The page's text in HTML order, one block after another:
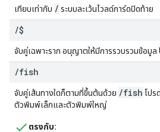
เทียบเท่ากับ / ระบบละเว้นไวลด์การ์ดปิดท้าย
/$
จับคู่เฉพาะราก อนุญาตให้มีการรวบรวมข้อมูล
/fish
จับคู่เส้นทางใดก็ตามที่ขึ้นต้นด้วย /fish โปร
ตัวพิมพ์เล็กและตัวพิมพ์ใหญ่
ตรงกับ: